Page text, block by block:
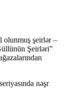
şeirlər –
Şeirləri”
nəşr